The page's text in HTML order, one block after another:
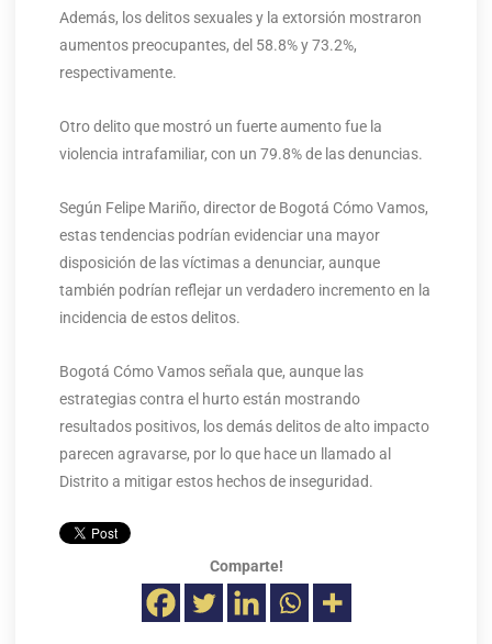
Además, los delitos sexuales y la extorsión mostraron
aumentos preocupantes, del 58.8% y 73.2%,
respectivamente.
Otro delito que mostró un fuerte aumento fue la
violencia intrafamiliar, con un 79.8% de las denuncias.
Según Felipe Mariño, director de Bogotá Cómo Vamos,
estas tendencias podrían evidenciar una mayor
disposición de las víctimas a denunciar, aunque
también podrían reflejar un verdadero incremento en la
incidencia de estos delitos.
Bogotá Cómo Vamos señala que, aunque las
estrategias contra el hurto están mostrando
resultados positivos, los demás delitos de alto impacto
parecen agravarse, por lo que hace un llamado al
Distrito a mitigar estos hechos de inseguridad.
Comparte!